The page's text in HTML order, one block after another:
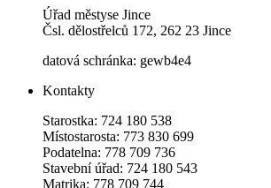
Úřad městyse Jince
Čsl. dělostřelců 172, 262 23 Jince
datová schránka: gewb4e4
Kontakty
Starostka: 724 180 538
Místostarosta: 773 830 699
Podatelna: 778 709 736
Stavební úřad: 724 180 543
Matrika: 778 709 744